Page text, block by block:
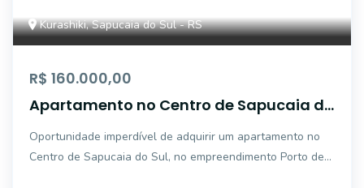
Kurashiki, Sapucaia do Sul - RS
R$ 160.000,00
Apartamento no Centro de Sapucaia do
Oportunidade imperdível de adquirir um apartamento no
Centro de Sapucaia do Sul, no empreendimento Porto de